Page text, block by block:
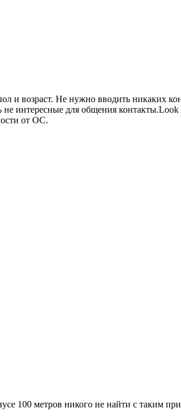
и возраст. Не нужно вводить никаких
интересные для общения
от ОС.
100 метров никого не найти с таким